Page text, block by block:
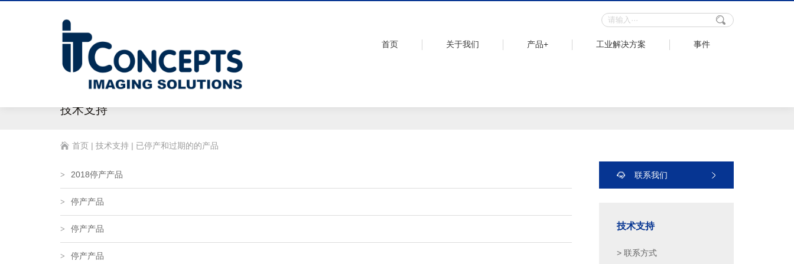
首页 关于我们 产品+ 工业解决方案 事件
技术支持
首页 | 技术支持 | 已停产和过期的的产品
联系我们
技术支持
> 联系方式
> 2018停产产品
> 停产产品
> 停产产品
> 停产产品